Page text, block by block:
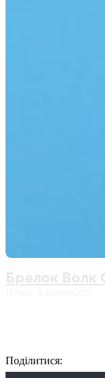
Поділитися: